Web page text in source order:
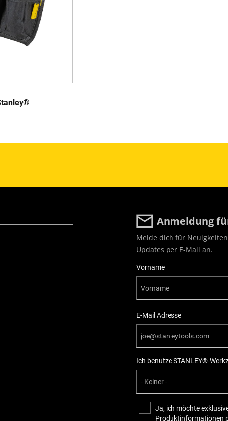
Anmeldung
Melde dich für
Updates per E-Mail an.
User Details
Vorname
E-Mail Adresse
Ich benutze STANLEY®-
Ja, ich möchte
Produktinformationen